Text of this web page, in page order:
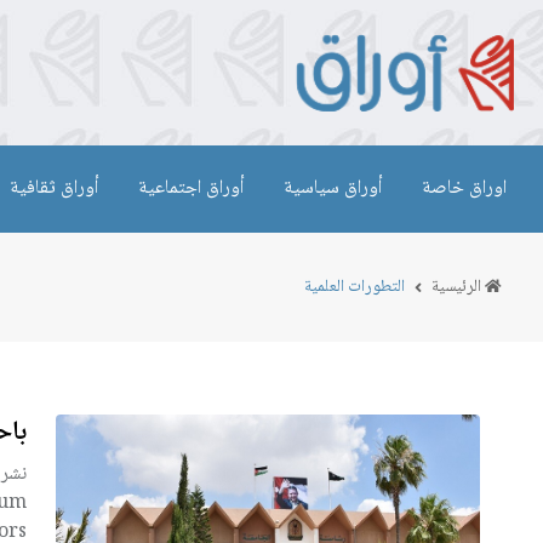
اوراق خاصة أوراق سياسية أوراق اجتماعية أوراق ثقافية
الرئيسية التطورات العلمية